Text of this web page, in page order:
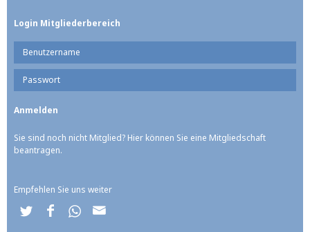
Login Mitgliederbereich
Sie sind noch nicht Mitglied? Hier können Sie eine Mitgliedschaft
beantragen.
Empfehlen Sie uns weiter